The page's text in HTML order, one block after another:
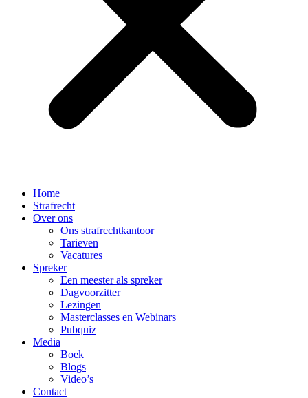
Home
Strafrecht
Over ons
Ons strafrechtkantoor
Tarieven
Vacatures
Spreker
Een meester als spreker
Dagvoorzitter
Lezingen
Masterclasses en Webinars
Pubquiz
Media
Boek
Blogs
Video’s
Contact